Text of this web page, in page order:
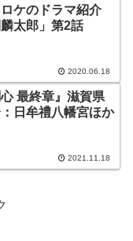
ケのドラマ紹介
麟太郎」第2話
2020.06.18
心 最終章』滋賀県
日牟禮八幡宮ほか
2021.11.18